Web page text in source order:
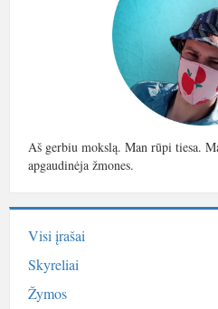
Aš gerbiu mokslą. Man rūpi tiesa.
apgaudinėja žmones.
Visi įrašai
Skyreliai
Žymos